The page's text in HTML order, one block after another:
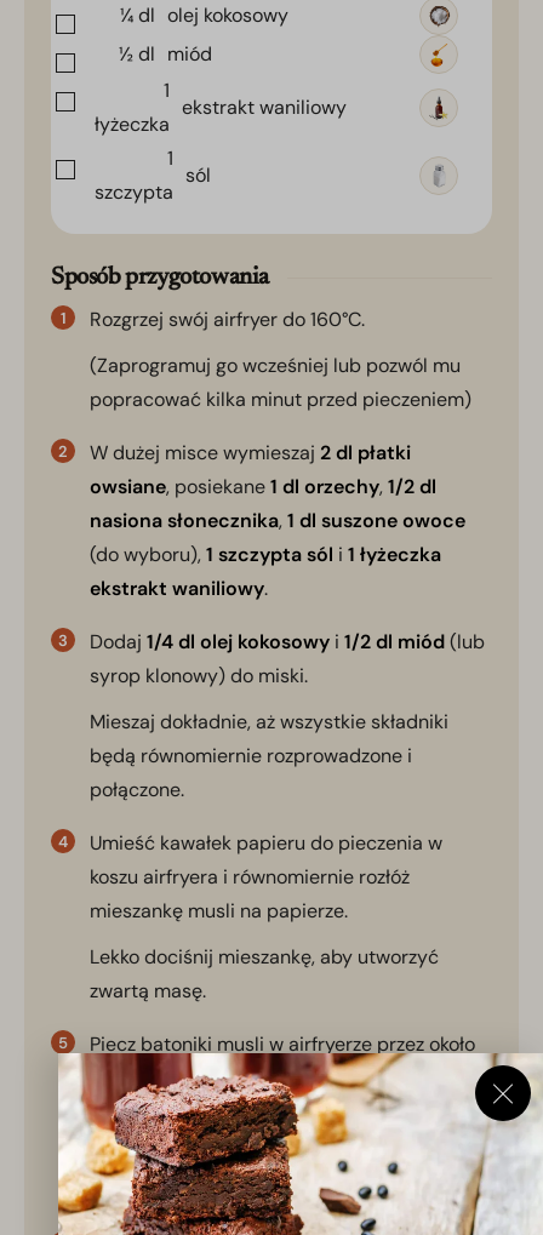
¼dl olej kokosowy
½dl miód
1
łyżeczka
ekstrakt waniliowy
1
szczypta
sól
Sposób przygotowania
Rozgrzej swój airfryer do 160°C.
(Zaprogramuj go wcześniej lub pozwól mu
popracować kilka minut przed pieczeniem)
W dużej misce wymieszaj 2 dl płatki
owsiane, posiekane1 dl orzechy,1/2 dl
nasiona słonecznika,1 dl suszone owoce
(do wyboru),1 szczypta sól i 1 łyżeczka
ekstrakt waniliowy.
Dodaj 1/4 dl olej kokosowy i 1/2 dl miód(lub
syrop klonowy) do miski.
Mieszaj dokładnie, aż wszystkie składniki
będą równomiernie rozprowadzone i
połączone.
Umieść kawałek papieru do pieczenia w
koszu airfryera i równomiernie rozłóż
mieszankę musli na papierze.
Lekko dociśnij mieszankę, aby utworzyć
zwartą masę.
Piecz batoniki musli w airfryerze przez około
10-15 minut lub aż będą złocistobrązowe i
twarde.
Uruchom tutaj internetowy minutnik
kuchenny